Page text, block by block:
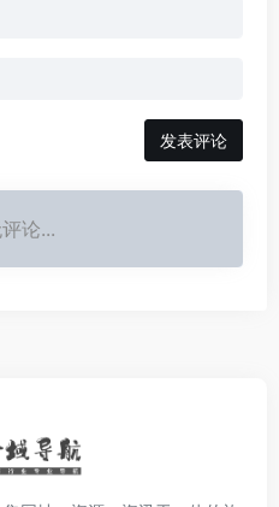
发表评论
论...